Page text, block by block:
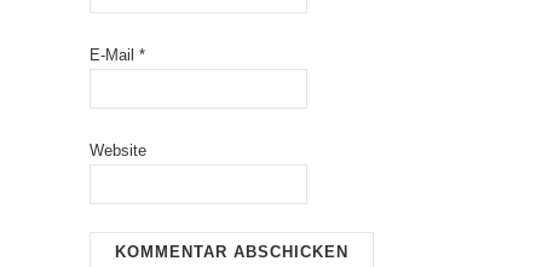
E-Mail *
Website